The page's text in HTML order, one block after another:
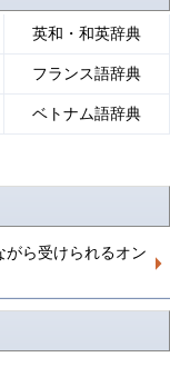
英和・和英辞典
フランス語辞典
ベトナム語辞典
ら受けられるオン